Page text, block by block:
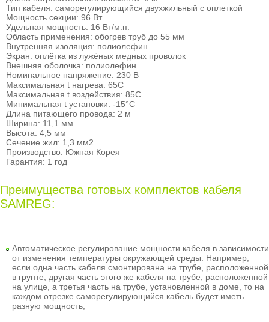
Тип кабеля: саморегулирующийся двухжильный с оплеткой
Мощность секции: 96 Вт
Удельная мощность: 16 Вт/м.п.
Область применения: обогрев труб до 55 мм
Внутренняя изоляция: полиолефин
Экран: оплётка из лужёных медных проволок
Внешняя оболочка: полиолефин
Номинальное напряжение: 230 В
Максимальная t нагрева: 65С
Максимальная t воздействия: 85С
Минимальная t установки: -15°С
Длина питающего провода: 2 м
Ширина: 11,1 мм
Высота: 4,5 мм
Сечение жил: 1,3 мм2
Производство: Южная Корея
Гарантия: 1 год
Преимущества готовых комплектов кабеля
SAMREG:
Автоматическое регулирование мощности кабеля в зависимости
от изменения температуры окружающей среды. Например,
если одна часть кабеля смонтирована на трубе, расположенной
в грунте, другая часть этого же кабеля на трубе, расположенной
на улице, а третья часть на трубе, установленной в доме, то на
каждом отрезке саморегулирующийся кабель будет иметь
разную мощность;